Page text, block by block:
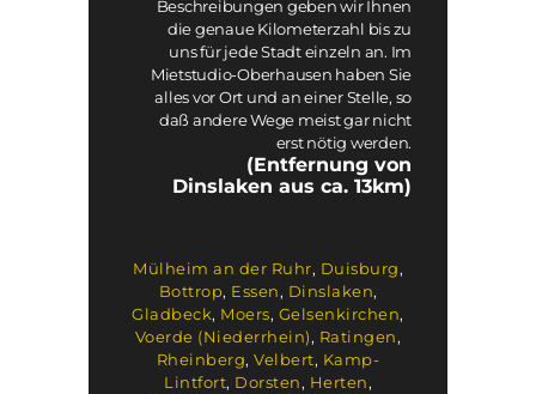
Beschreibungen geben wir Ihnen
die genaue Kilometerzahl bis zu
uns für jede Stadt einzeln an. Im
Mietstudio-Oberhausen haben Sie
alles vor Ort und an einer Stelle, so
daß andere Wege meist gar nicht
erst nötig werden.
(Entfernung von
Dinslaken aus ca. 13km)
Mülheim an der Ruhr, Duisburg,
Bottrop, Essen, Dinslaken,
Gladbeck, Moers, Gelsenkirchen,
Voerde (Niederrhein), Ratingen,
Rheinberg,Velbert, Kamp-
Lintfort, Dorsten, Herten,